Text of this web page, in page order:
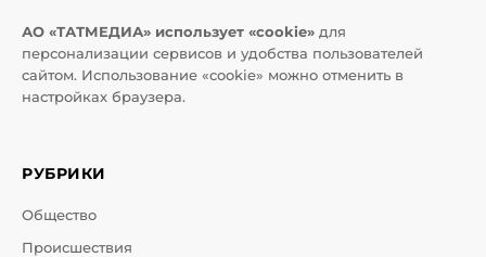
АО «ТАТМЕДИА» использует «cookie» для
персонализации сервисов и удобства пользователей
сайтом. Использование «cookie» можно отменить в
настройках браузера.
РУБРИКИ
Общество
Происшествия